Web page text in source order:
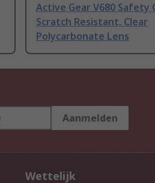
Active Gear V680 Safety
Scratch Resistant, Clear
Polycarbonate Lens
Aanmelden
Wettelijk